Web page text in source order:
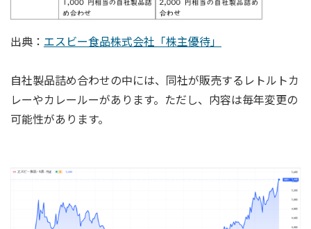
出典： エスビー食品株式会社「株主優待」
自社製品詰め合わせの中には、同社が販売するレトルトカ
レーやカレールーがあります。ただし、内容は毎年変更の
可能性があります。